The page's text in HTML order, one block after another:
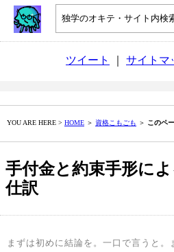
ツイート サイトマ
YOU ARE HERE > HOME ＞ 資格こもごも ＞ このペ
手付金と約束手形に
仕訳
まずは初めに結論を。一口で言うと。